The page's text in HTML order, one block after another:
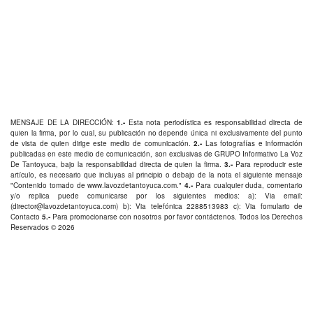
MENSAJE DE LA DIRECCIÓN:1.- Esta nota periodística es responsabilidad directa de
quien la firma, por lo cual, su publicación no depende única ni exclusivamente del punto
de vista de quien dirige este medio de comunicación.2.- Las fotografías e información
publicadas en este medio de comunicación, son exclusivas de GRUPO Informativo La Voz
De Tantoyuca, bajo la responsabilidad directa de quien la firma.3.- Para reproducir este
artículo, es necesario que incluyas al principio o debajo de la nota el siguiente mensaje
"Contenido tomado dewww.lavozdetantoyuca.com." 4.- Para cualquier duda, comentario
y/o replica puede comunicarse por los siguientes medios: a): Via email:
(director@lavozdetantoyuca.com) b): Via telefónica 2288513983 c): Via fomulario de
Contacto 5.- Para promocionarse con nosotros por favorcontáctenos. Todos los Derechos
Reservados © 2026